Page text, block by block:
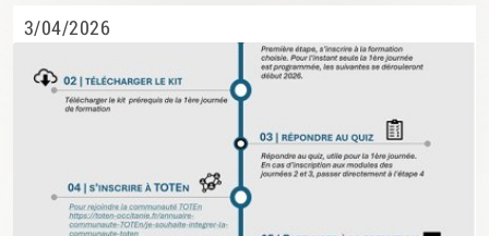
3/04/2026